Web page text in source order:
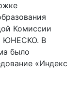
Комиссии
ЮНЕСКО. В
было
«Индекс